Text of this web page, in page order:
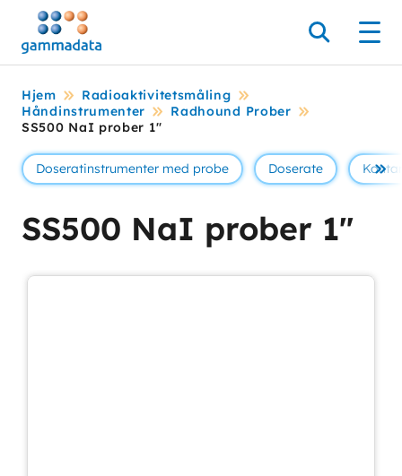
Hopp
hovedinnholdett
Søk
Hjem
Radioaktivitetsmåling
Håndinstrumenter
Radhound Prober
SS500 NaI prober 1″
Doseratinstrumenter med probe Doserate Se
SS500 NaI prober 1″